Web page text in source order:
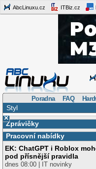
AbcLinuxu.cz ITBiz.cz
Poradna FAQ
Styl
×
Zprávičky
Pracovní nabídky
EK: ChatGPT i Roblox
pod přísnější pravidla
dnes 08:00 | IT novinky